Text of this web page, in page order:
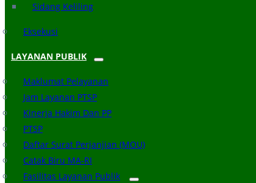
Sidang Keliling
Eksekusi
LAYANAN PUBLIK
Maklumat Pelayanan
Jam Layanan PTSP
Kinerja Hakim Dan PP
PTSP
Daftar Surat Perjanjian (MOU)
Catak Biru MA-RI
Fasilitas Layanan Publik